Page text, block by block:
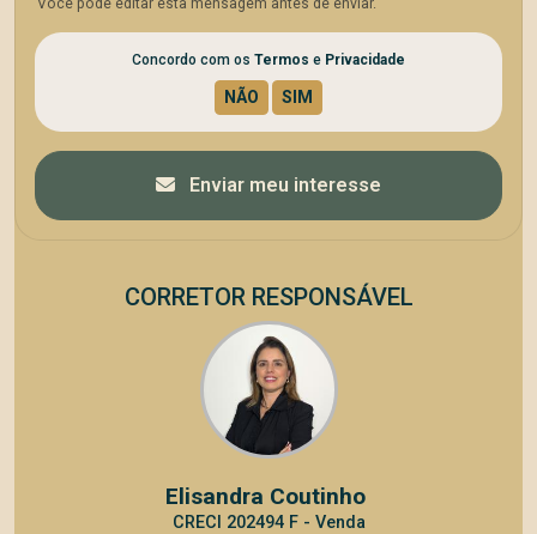
Você pode editar esta mensagem antes de enviar.
Concordo com os Termos e Privacidade
Enviar meu interesse
CORRETOR RESPONSÁVEL
Elisandra Coutinho
CRECI 202494 F - Venda